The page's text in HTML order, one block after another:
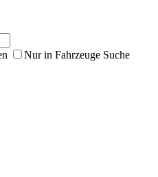
Nur in Fahrzeuge Suche